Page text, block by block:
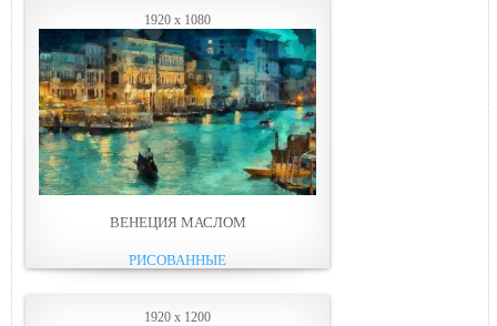
1920 x 1080
ВЕНЕЦИЯ МАСЛОМ
РИСОВАННЫЕ
1920 x 1200